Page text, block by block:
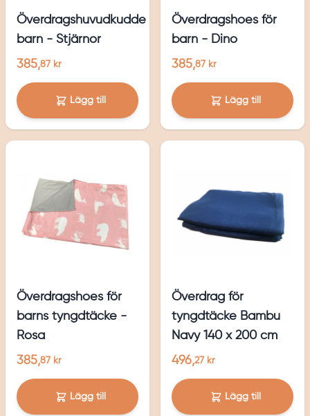
Överdragshuvudkudde
barn - Stjärnor
385,87 kr
Lägg till
Överdragshoes för
barn - Dino
385,87 kr
Lägg till
Överdragshoes för
barns tyngdtäcke -
Rosa
385,87 kr
Lägg till
Överdrag för
tyngdtäcke Bambu
Navy 140 x 200 cm
496,27 kr
Lägg till